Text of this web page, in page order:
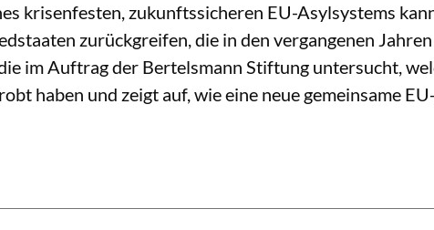
krisenfesten, zukunftssicheren EU-Asylsystems
zurückgreifen, die in den vergangenen
im Auftrag der Bertelsmann Stiftung untersucht,
haben und zeigt auf, wie eine neue gemeinsame